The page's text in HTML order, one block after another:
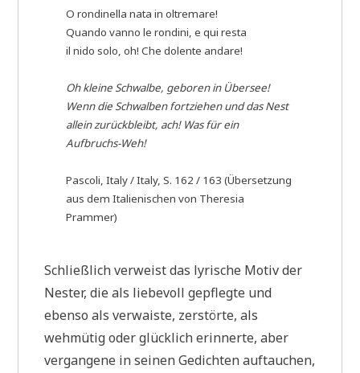
O rondinella nata in oltremare!
Quando vanno le rondini, e qui resta
il nido solo, oh! Che dolente andare!
Oh kleine Schwalbe, geboren in Übersee!
Wenn die Schwalben fortziehen und das Nest
allein zurückbleibt, ach! Was für ein
Aufbruchs-Weh!
Pascoli, Italy / Italy, S. 162 / 163 (Übersetzung
aus dem Italienischen von Theresia
Prammer)
Schließlich verweist das lyrische Motiv der
Nester, die als liebevoll gepflegte und
ebenso als verwaiste, zerstörte, als
wehmütig oder glücklich erinnerte, aber
vergangene in seinen Gedichten auftauchen,